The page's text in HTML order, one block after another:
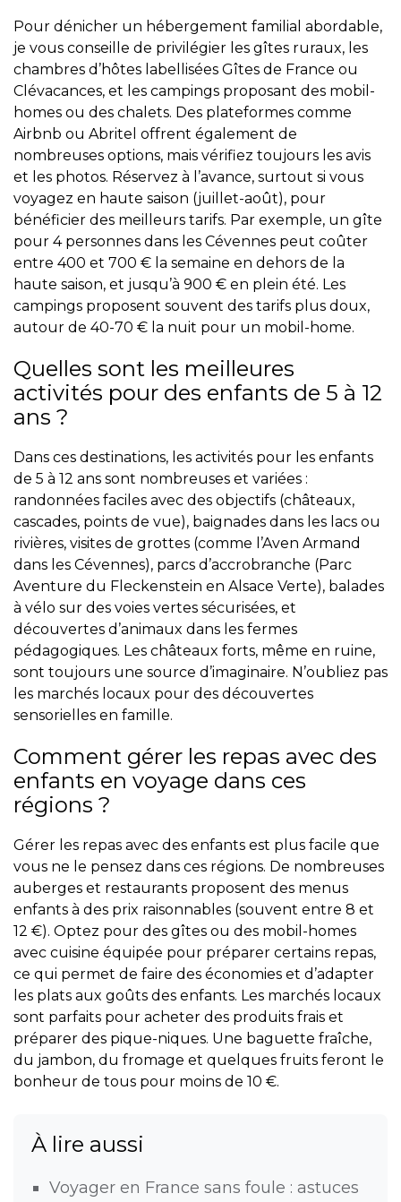
Pour dénicher un hébergement familial abordable,
je vous conseille de privilégier les gîtes ruraux, les
chambres d’hôtes labellisées Gîtes de France ou
Clévacances, et les campings proposant des mobil-
homes ou des chalets. Des plateformes comme
Airbnb ou Abritel offrent également de
nombreuses options, mais vérifiez toujours les avis
et les photos. Réservez à l’avance, surtout si vous
voyagez en haute saison (juillet-août), pour
bénéficier des meilleurs tarifs. Par exemple, un gîte
pour 4 personnes dans les Cévennes peut coûter
entre 400 et 700 € la semaine en dehors de la
haute saison, et jusqu’à 900 € en plein été. Les
campings proposent souvent des tarifs plus doux,
autour de 40-70 € la nuit pour un mobil-home.
Quelles sont les meilleures
activités pour des enfants de 5 à 12
ans ?
Dans ces destinations, les activités pour les enfants
de 5 à 12 ans sont nombreuses et variées :
randonnées faciles avec des objectifs (châteaux,
cascades, points de vue), baignades dans les lacs ou
rivières, visites de grottes (comme l’Aven Armand
dans les Cévennes), parcs d’accrobranche (Parc
Aventure du Fleckenstein en Alsace Verte), balades
à vélo sur des voies vertes sécurisées, et
découvertes d’animaux dans les fermes
pédagogiques. Les châteaux forts, même en ruine,
sont toujours une source d’imaginaire. N’oubliez pas
les marchés locaux pour des découvertes
sensorielles en famille.
Comment gérer les repas avec des
enfants en voyage dans ces
régions ?
Gérer les repas avec des enfants est plus facile que
vous ne le pensez dans ces régions. De nombreuses
auberges et restaurants proposent des menus
enfants à des prix raisonnables (souvent entre 8 et
12 €). Optez pour des gîtes ou des mobil-homes
avec cuisine équipée pour préparer certains repas,
ce qui permet de faire des économies et d’adapter
les plats aux goûts des enfants. Les marchés locaux
sont parfaits pour acheter des produits frais et
préparer des pique-niques. Une baguette fraîche,
du jambon, du fromage et quelques fruits feront le
bonheur de tous pour moins de 10 €.
À lire aussi
Voyager en France sans foule : astuces